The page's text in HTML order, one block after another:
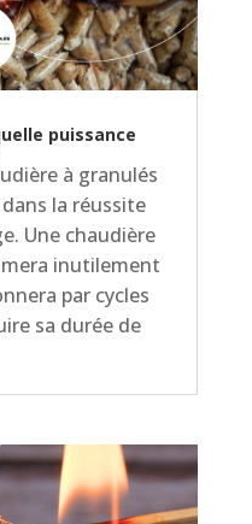
puissance
à granulés
la réussite
Une chaudière
inutilement
par cycles
sa durée de